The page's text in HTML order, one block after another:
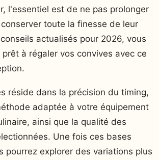
l'essentiel est de ne pas prolonger
toute la finesse de leur
actualisés pour 2026, vous
à régaler vos convives avec ce
réside dans la précision du timing,
adaptée à votre équipement
ainsi que la qualité des
Une fois ces bases
pourrez explorer des variations plus